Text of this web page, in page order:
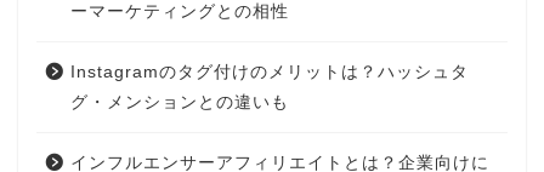
ーマーケティングとの相性
Instagramのタグ付けのメリットは？ハッシュタ
グ・メンションとの違いも
インフルエンサーアフィリエイトとは？企業向けに